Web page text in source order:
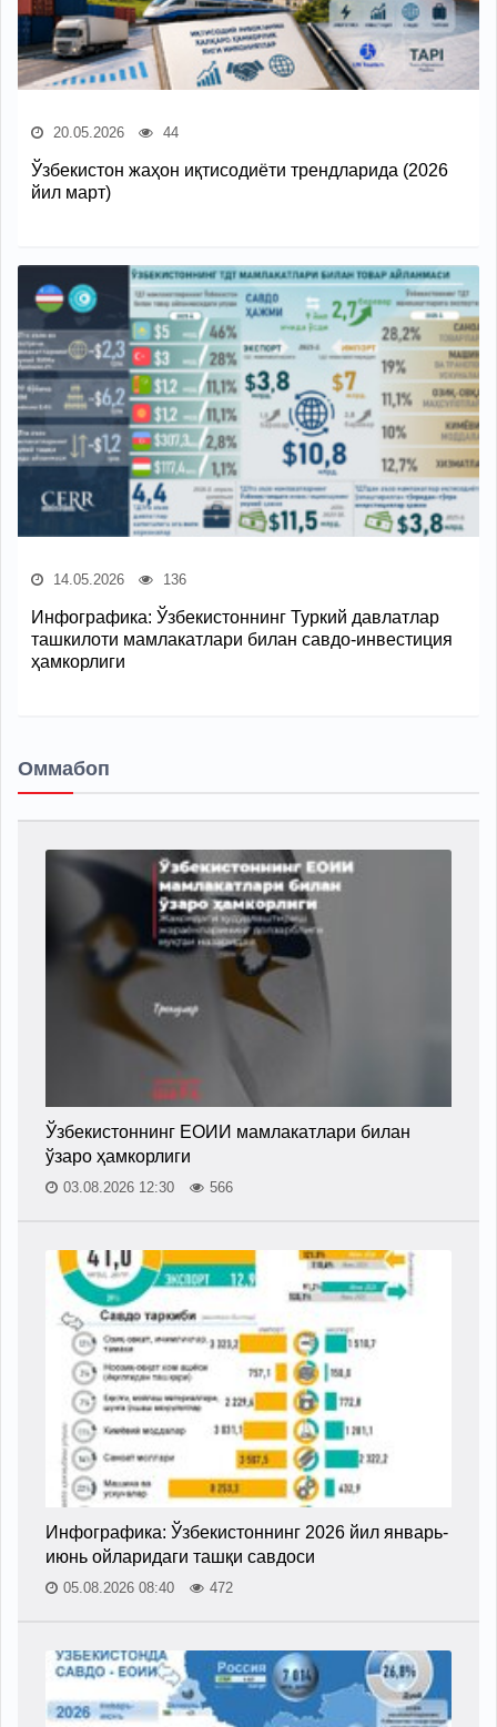
20.05.2026 44
Ўзбекистон жаҳон иқтисодиёти трендларида (2026
йил март)
14.05.2026 136
Инфографика: Ўзбекистоннинг Туркий давлатлар
ташкилоти мамлакатлари билан савдо-инвестиция
ҳамкорлиги
Оммабоп
Ўзбекистоннинг ЕОИИ мамлакатлари билан
ўзаро ҳамкорлиги
03.08.2026 12:30 566
Инфографика: Ўзбекистоннинг 2026 йил январь-
июнь ойларидаги ташқи савдоси
05.08.2026 08:40 472